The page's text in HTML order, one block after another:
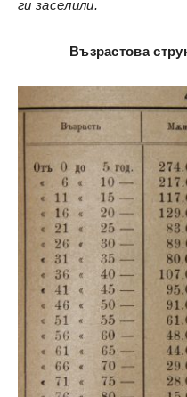
ги заселили.
Възрастова